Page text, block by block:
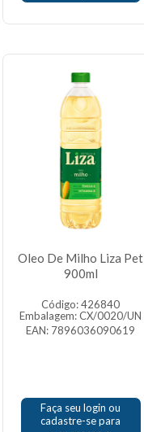
Oleo De Milho Liza Pet
900ml
Código: 426840
Embalagem: CX/0020/UN
EAN: 7896036090619
Faça seu login ou
cadastre-se para